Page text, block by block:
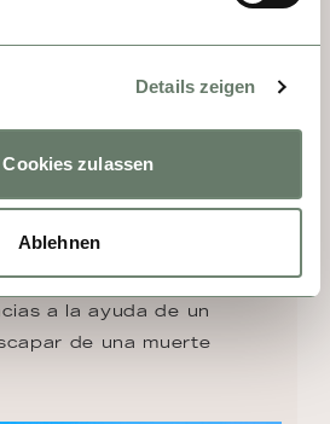
Details zeigen
zulassen
Ablehnen
pueblo de calles
como el "dedo de
puede descubrir una
el rey Ricardo Corazón
aquí y, según la
a la ayuda de un
de una muerte